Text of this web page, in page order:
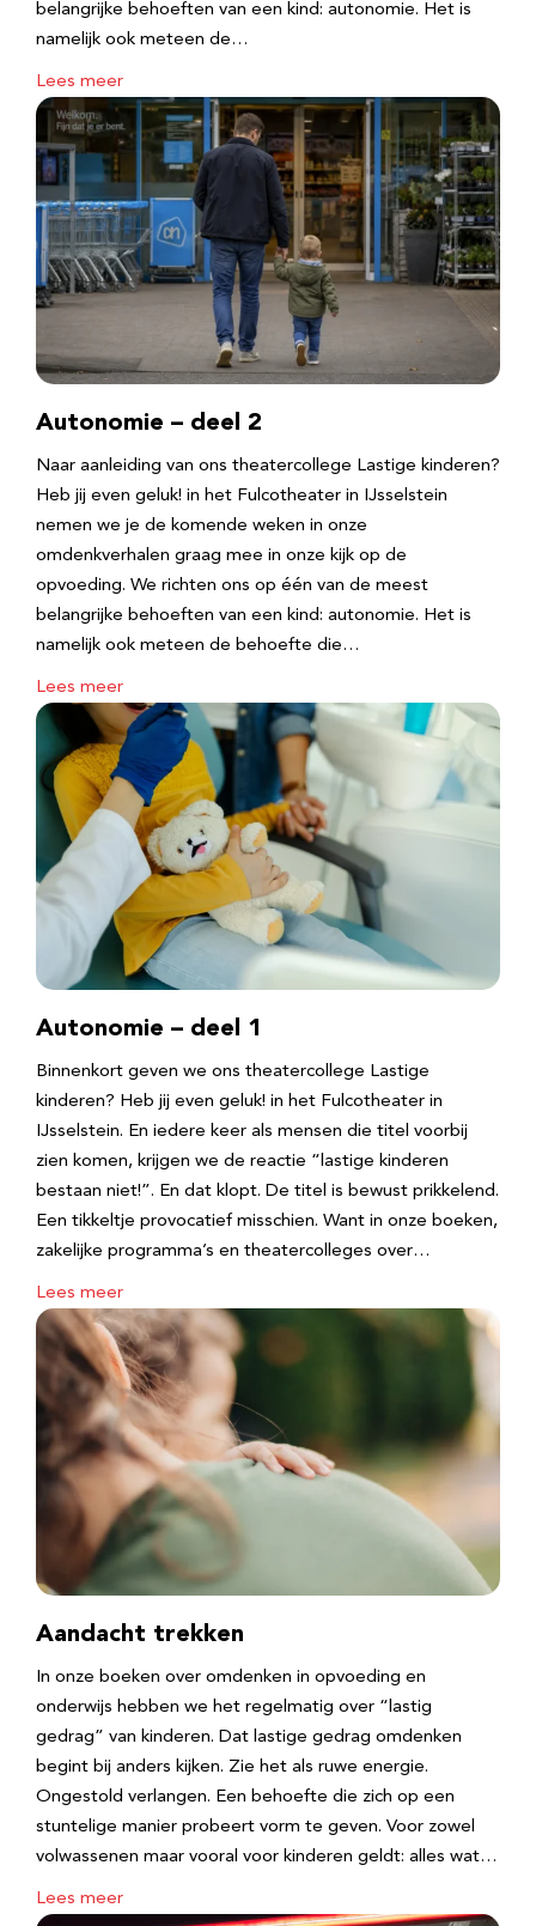
belangrijke behoeften van een kind: autonomie. Het is
namelijk ook meteen de…
Lees meer
Autonomie – deel 2
Naar aanleiding van ons theatercollege Lastige kinderen?
Heb jij even geluk! in het Fulcotheater in IJsselstein
nemen we je de komende weken in onze
omdenkverhalen graag mee in onze kijk op de
opvoeding. We richten ons op één van de meest
belangrijke behoeften van een kind: autonomie. Het is
namelijk ook meteen de behoefte die…
Lees meer
Autonomie – deel 1
Binnenkort geven we ons theatercollege Lastige
kinderen? Heb jij even geluk! in het Fulcotheater in
IJsselstein. En iedere keer als mensen die titel voorbij
zien komen, krijgen we de reactie “lastige kinderen
bestaan niet!”. En dat klopt. De titel is bewust prikkelend.
Een tikkeltje provocatief misschien. Want in onze boeken,
zakelijke programma’s en theatercolleges over…
Lees meer
Aandacht trekken
In onze boeken over omdenken in opvoeding en
onderwijs hebben we het regelmatig over “lastig
gedrag” van kinderen. Dat lastige gedrag omdenken
begint bij anders kijken. Zie het als ruwe energie.
Ongestold verlangen. Een behoefte die zich op een
stuntelige manier probeert vorm te geven. Voor zowel
volwassenen maar vooral voor kinderen geldt: alles wat…
Lees meer